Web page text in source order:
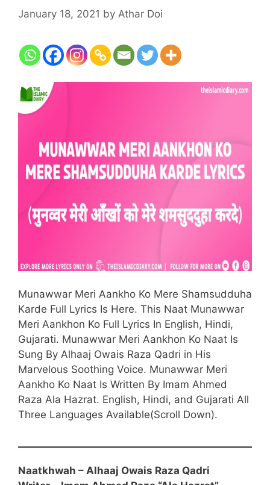
January 18, 2021 by Athar Doi
Munawwar Meri Aankho Ko Mere Shamsudduha
Karde Full Lyrics Is Here. This Naat Munawwar
Meri Aankhon Ko Full Lyrics In English, Hindi,
Gujarati. Munawwar Meri Aankhon Ko Naat Is
Sung By Alhaaj Owais Raza Qadri in His
Marvelous Soothing Voice. Munawwar Meri
Aankho Ko Naat Is Written By Imam Ahmed
Raza Ala Hazrat. English, Hindi, and Gujarati All
Three Languages Available(Scroll Down).
Naatkhwah – Alhaaj Owais Raza Qadri